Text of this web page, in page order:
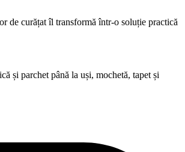
de curățat îl transformă într-o soluție practică
și parchet până la uși, mochetă, tapet și